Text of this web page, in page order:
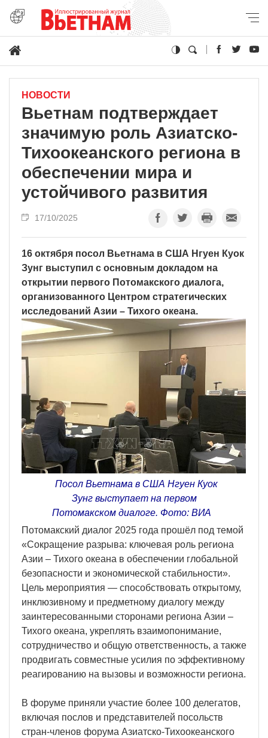
НОВОСТИ
Вьетнам подтверждает
значимую роль Азиатско-
Тихоокеанского региона в
обеспечении мира и
устойчивого развития
17/10/2025
16 октября посол Вьетнама в США Нгуен Куок
Зунг выступил с основным докладом на
открытии первого Потомакского диалога,
организованного Центром стратегических
исследований Азии – Тихого океана.
Посол Вьетнама в США Нгуен Куок
Зунг выступает на первом
Потомакском диалоге. Фото: ВИА
Потомакский диалог 2025 года прошёл под темой
«Сокращение разрыва: ключевая роль региона
Азии – Тихого океана в обеспечении глобальной
безопасности и экономической стабильности».
Цель мероприятия — способствовать открытому,
инклюзивному и предметному диалогу между
заинтересованными сторонами региона Азии –
Тихого океана, укреплять взаимопонимание,
сотрудничество и общую ответственность, а также
продвигать совместные усилия по эффективному
реагированию на вызовы и возможности региона.
В форуме приняли участие более 100 делегатов,
включая послов и представителей посольств
стран-членов форума Азиатско-Тихоокеанского